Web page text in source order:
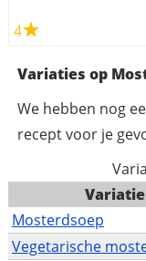
4
Variaties op
We hebben nog
recept voor je
Variatie
Mosterdsoep
Vegetarische